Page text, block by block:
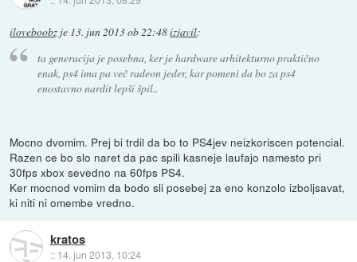
iloveboobz je 13. jun 2013 ob 22:48izjavil:
ta generacija je posebna, ker je hardware arhitekturno praktično
enak, ps4 ima pa več radeon jeder, kar pomeni da bo za ps4
enostavno nardit lepši špil..
Mocno dvomim. Prej bi trdil da bo to PS4jev neizkoriscen potencial.
Razen ce bo slo naret da pac spili kasneje laufajo namesto pri
30fps xbox sevedno na 60fps PS4.
Ker mocnod vomim da bodo sli posebej za eno konzolo izboljsavat,
ki niti ni omembe vredno.
kratos
:: 14. jun 2013, 10:24